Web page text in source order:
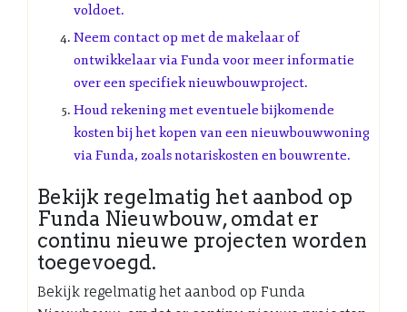
voldoet.
Neem contact op met de makelaar of
ontwikkelaar via Funda voor meer informatie
over een specifiek nieuwbouwproject.
Houd rekening met eventuele bijkomende
kosten bij het kopen van een nieuwbouwwoning
via Funda, zoals notariskosten en bouwrente.
Bekijk regelmatig het aanbod op
Funda Nieuwbouw, omdat er
continu nieuwe projecten worden
toegevoegd.
Bekijk regelmatig het aanbod op Funda